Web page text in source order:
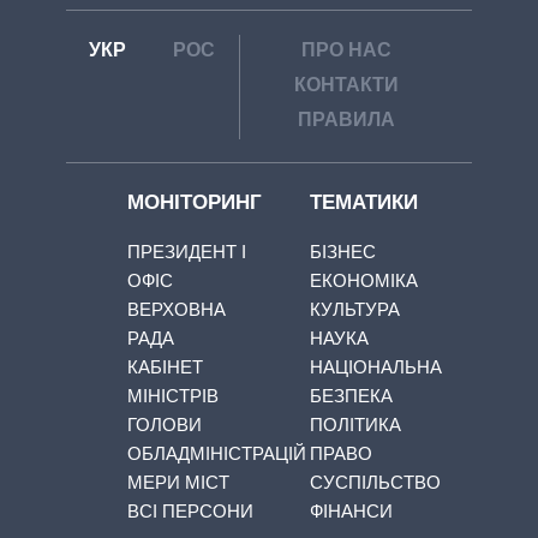
УКР РОС
ПРО НАС
КОНТАКТИ
ПРАВИЛА
МОНІТОРИНГ
ПРЕЗИДЕНТ І
ОФІС
ВЕРХОВНА
РАДА
КАБІНЕТ
МІНІСТРІВ
ГОЛОВИ
ОБЛАДМІНІСТРАЦІЙ
МЕРИ МІСТ
ВСІ ПЕРСОНИ
ТЕМАТИКИ
БІЗНЕС
ЕКОНОМІКА
КУЛЬТУРА
НАУКА
НАЦІОНАЛЬНА
БЕЗПЕКА
ПОЛІТИКА
ПРАВО
СУСПІЛЬСТВО
ФІНАНСИ